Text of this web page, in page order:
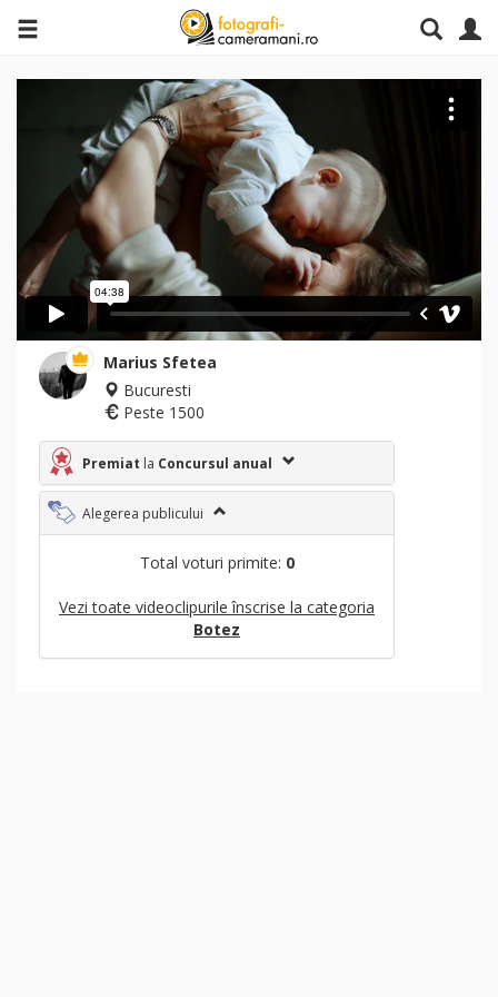
Marius Sfetea
Bucuresti
Peste 1500
Premiat la Concursul anual
Alegerea publicului
Total voturi primite: 0
Vezi toate videoclipurile înscrise la categoria
Botez